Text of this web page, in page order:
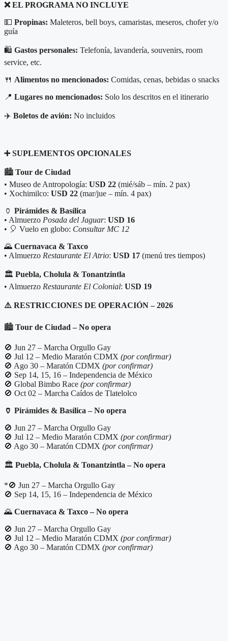
❌EL PROGRAMA NO INCLUYE
💵 Propinas: Maleteros, bell boys, camaristas, meseros, chofer y/o
guía
🛍️ Gastos personales: Telefonía, lavandería, souvenirs, room
service, etc.
🍴 Alimentos no mencionados: Comidas, cenas, bebidas o snacks
📍 Lugares no mencionados: Solo los descritos en el itinerario
✈️ Boletos de avión: No incluidos
➕SUPLEMENTOS OPCIONALES
🏙️ Tour de Ciudad
• Museo de Antropología: USD 22 (mié/sáb – mín. 2 pax)
• Xochimilco: USD 22 (mar/jue – mín. 4 pax)
🏺 Pirámides & Basílica
• Almuerzo Posada del Jaguar: USD 16
• 🎈 Vuelo en globo: Consultar MC 12
🌄 Cuernavaca & Taxco
• Almuerzo Restaurante El Atrio: USD 17 (menú tres tiempos)
🏛️ Puebla, Cholula & Tonantzintla
• Almuerzo Restaurante El Colonial: USD 19
⚠️ RESTRICCIONES DE OPERACIÓN – 2026
🏙️ Tour de Ciudad – No opera
🚫 Jun 27 – Marcha Orgullo Gay
🚫 Jul 12 – Medio Maratón CDMX (por confirmar)
🚫 Ago 30 – Maratón CDMX (por confirmar)
🚫 Sep 14, 15, 16 – Independencia de México
🚫 Global Bimbo Race (por confirmar)
🚫 Oct 02 – Marcha Caídos de Tlatelolco
🏺 Pirámides & Basílica – No opera
🚫 Jun 27 – Marcha Orgullo Gay
🚫 Jul 12 – Medio Maratón CDMX (por confirmar)
🚫 Ago 30 – Maratón CDMX (por confirmar)
🏛️ Puebla, Cholula & Tonantzintla – No opera
*🚫 Jun 27 – Marcha Orgullo Gay
🚫 Sep 14, 15, 16 – Independencia de México
🌄 Cuernavaca & Taxco – No opera
🚫 Jun 27 – Marcha Orgullo Gay
🚫 Jul 12 – Medio Maratón CDMX (por confirmar)
🚫 Ago 30 – Maratón CDMX (por confirmar)